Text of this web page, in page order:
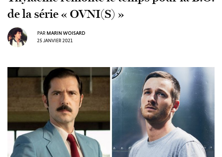
de la série « OVNI(S) »
PARMARIN WOISARD
25 JANVIER 2021